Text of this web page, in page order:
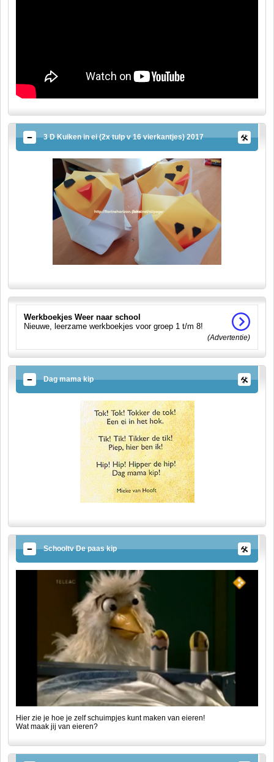
3 D Kuiken in ei (2x tulp v 16 vierkantjes) 2017
Werkboekjes Weer naar school
Nieuwe, leerzame werkboekjes voor groep 1 t/m 8!
(Advertentie)
Dag mama kip
Schooltv De paas kip
Hier zie je hoe je zelf schuimpjes kunt maken van eieren!
Wat maak jij van eieren?